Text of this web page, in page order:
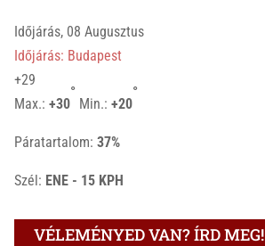
Időjárás, 08 Augusztus
Időjárás: Budapest
+29
Max.:+30
°
Min.:+20
°
Páratartalom:37%
Szél: ENE - 15 KPH
VÉLEMÉNYED VAN? ÍRD MEG!